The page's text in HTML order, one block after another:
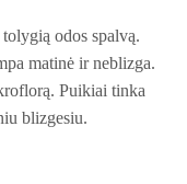
odos spalvą.
matinė ir neblizga.
Puikiai tinka
blizgesiu.